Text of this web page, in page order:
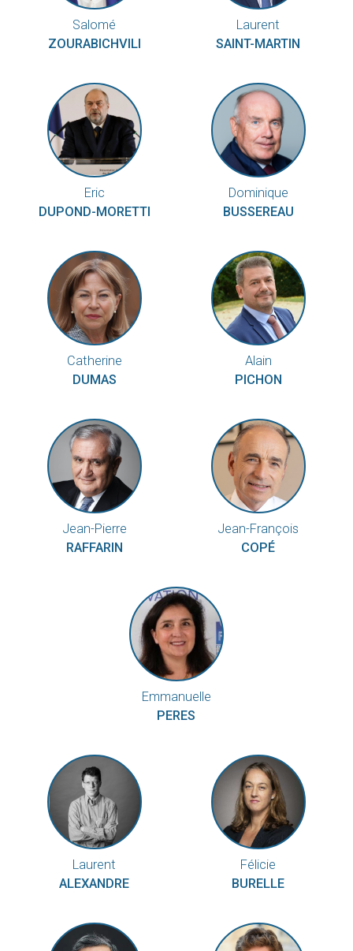
Salomé
ZOURABICHVILI
Laurent
SAINT-MARTIN
Eric
DUPOND-MORETTI
Dominique
BUSSEREAU
Catherine
DUMAS
Alain
PICHON
Jean-Pierre
RAFFARIN
Jean-François
COPÉ
Emmanuelle
PERES
Laurent
ALEXANDRE
Félicie
BURELLE